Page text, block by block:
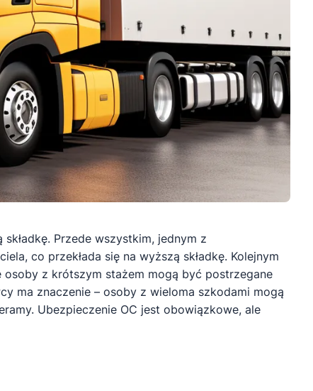
Przede wszystkim, jednym z
co przekłada się na wyższą składkę. Kolejnym
z krótszym stażem mogą być postrzegane
ma znaczenie – osoby z wieloma szkodami mogą
Ubezpieczenie OC jest obowiązkowe, ale